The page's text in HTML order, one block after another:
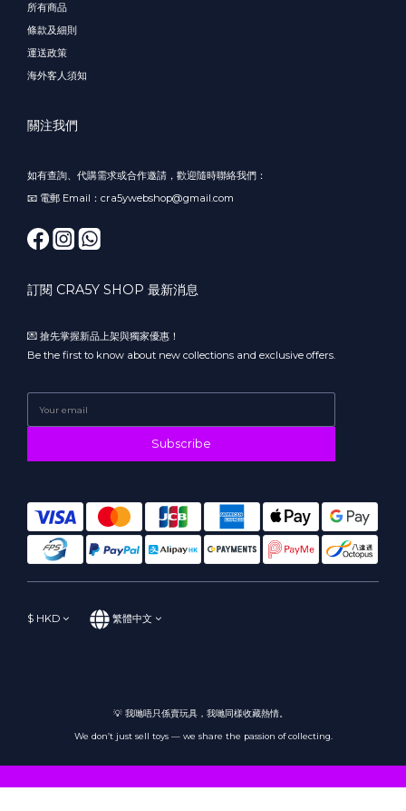
所有商品
條款及細則
運送政策
海外客人須知
關注我們
如有查詢、代購需求或合作邀請，歡迎隨時聯絡我們：
📧 電郵 Email：cra5ywebshop@gmail.com
訂閱 CRA5Y SHOP 最新消息
💌 搶先掌握新品上架與獨家優惠！
Be the first to know about new collections and exclusive offers.
Subscribe
$ HKD 繁體中文
💡 我哋唔只係賣玩具，我哋同樣收藏熱情。
We don’t just sell toys — we share the passion of collecting.